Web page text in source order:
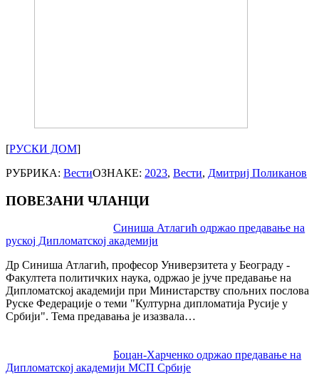
[РУСКИ ДОМ]
РУБРИКА: ВестиОЗНАКЕ: 2023, Вести, Дмитриј Поликанов
ПОВЕЗАНИ ЧЛАНЦИ
Синиша Атлагић одржао предавање на
руској Дипломатској академији
Др Синиша Атлагић, професор Универзитета у Београду -
Факултета политичких наука, одржао је јуче предавање на
Дипломатској академији при Министарству спољних послова
Руске Федерације о теми "Културна дипломатија Русије у
Србији". Тема предавања је изазвала…
Боцан-Харченко одржао предавање на
Дипломатској академији МСП Србије
navigation